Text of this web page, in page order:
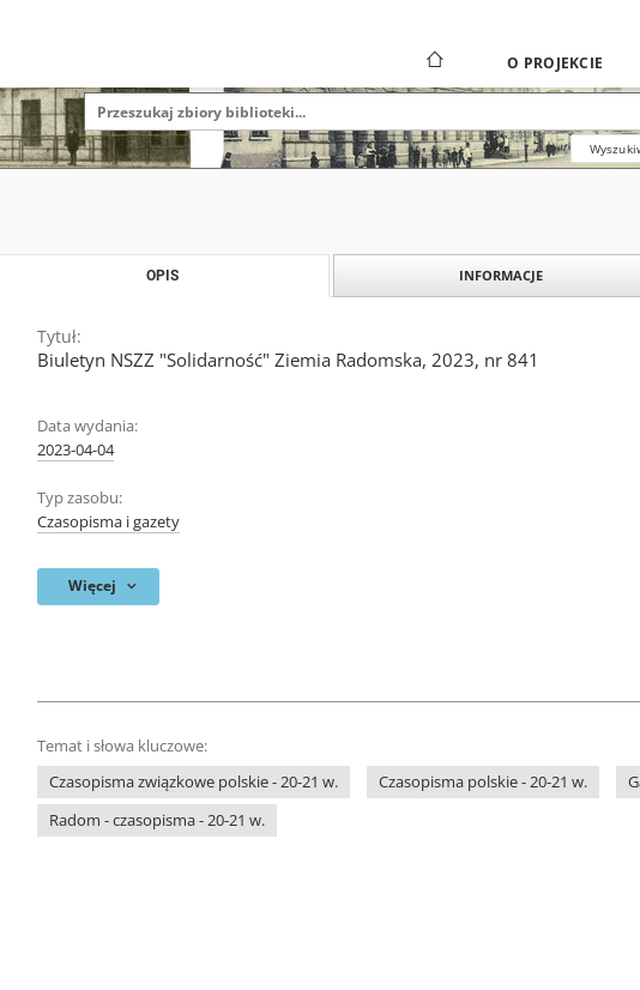
O PROJEKCIE
OPIS INFORMACJE
Tytuł:
Biuletyn NSZZ "Solidarność" Ziemia Radomska, 2023, nr 841
Data wydania:
2023-04-04
Typ zasobu:
Czasopisma i gazety
Więcej
Temat i słowa kluczowe:
Czasopisma związkowe polskie - 20-21 w.
Czasopisma polskie - 20-21 w.
Radom - czasopisma - 20-21 w.